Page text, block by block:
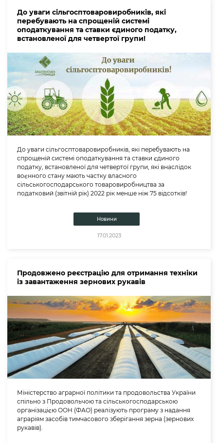
До уваги сільгосптоваровиробників, які
перебувають на спрощеній системі
оподаткування та ставки єдиного податку,
встановленої для четвертої групи!
До уваги сільгосптоваровиробників, які перебувають на
спрощеній системі оподаткування та ставки єдиного
податку, встановленої для четвертої групи, які внаслідок
воєнного стану мають частку власного
сільськогосподарського товаровиробництва за
податковий (звітній рік) 2022 рік менше ніж 75 відсотків!
Новини
17.01.2023
Продовжено реєстрацію для отримання техніки
із завантаження зернових рукавів
Міністерство аграрної політики та продовольства України
спільно з Продовольчою та сільськогосподарською
організацією ООН (ФАО) реалізують програму з надання
аграріям засобів тимчасового зберігання зерна (зернових
рукавів).